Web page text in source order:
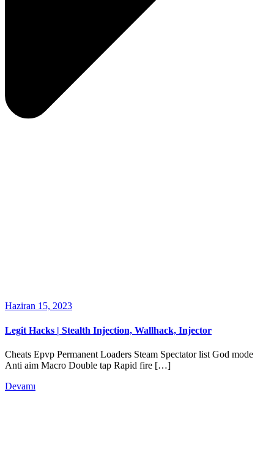
Haziran 15, 2023
Legit Hacks | Stealth Injection, Wallhack, Injector
Cheats Epvp Permanent Loaders Steam Spectator list God mode
Anti aim Macro Double tap Rapid fire […]
Devamı